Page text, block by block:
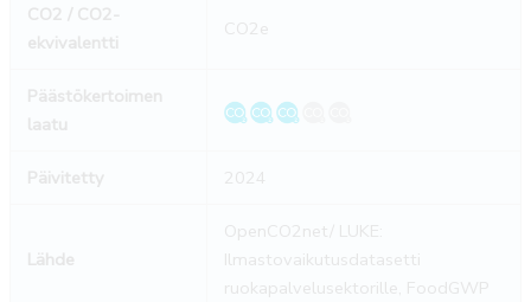
CO2 / CO2-
ekvivalentti
CO2e
Päästökertoimen
laatu
Päivitetty 2024
Lähde
OpenCO2net/ LUKE:
Ilmastovaikutusdatasetti
ruokapalvelusektorille, FoodGWP